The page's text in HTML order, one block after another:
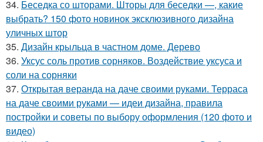
34. Беседка со шторами. Шторы для беседки —, какие
выбрать? 150 фото новинок эксклюзивного дизайна
уличных штор
35. Дизайн крыльца в частном доме. Дерево
36. Уксус соль против сорняков. Воздействие уксуса и
соли на сорняки
37. Открытая веранда на даче своими руками. Терраса
на даче своими руками — идеи дизайна, правила
постройки и советы по выбору оформления (120 фото и
видео)